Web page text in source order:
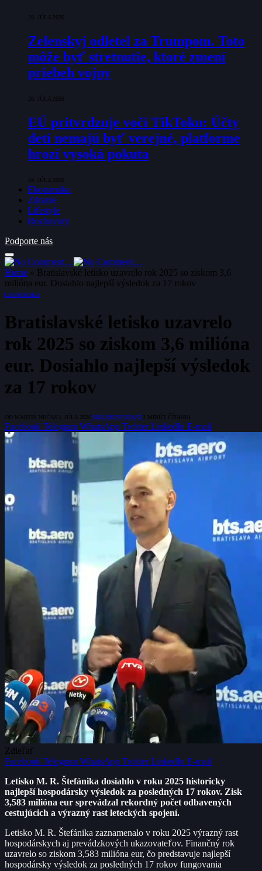
28. JÚLA 2026
Zelenskyj odletel za Trumpom. Toto
môže byť stretnutie, ktoré zmení
priebeh vojny
28. JÚLA 2026
EÚ pritvrdzuje voči TikToku: Účty
detí nemajú byť verejné, platforme
hrozí vysoká pokuta
24. JÚLA 2026
Ekonomika
Zdravie
Lifestyle
Rozhovory
Podporte nás
Home » Bratislavské letisko uzavrelo rok 2025 so ziskom 3,6
milióna eur. Dosiahlo najlepší výsledok za 17 rokov
EKONOMIKA
Bratislavské letisko uzavrelo
rok 2025 so ziskom 3,6 milióna
eur. Dosiahlo najlepší výsledok
za 17 rokov
OD MARTIN NEČAS 3. JÚLA 2026 NEKOMENTOVANÉ 2 MINÚT ČÍTANIA
Facebook Telegram WhatsApp Twitter LinkedIn E-mail
Zdieľať
Facebook Telegram WhatsApp Twitter LinkedIn E-mail
Letisko M. R. Štefánika dosiahlo v roku 2025 historicky
najlepší hospodársky výsledok za posledných 17 rokov. Zisk
3,583 milióna eur sprevádzal rekordný počet odbavených
cestujúcich a výrazný rast leteckých spojení.
Letisko M. R. Štefánika zaznamenalo v roku 2025 výrazný rast
hospodárskych aj prevádzkových ukazovateľov. Finančný rok
uzavrelo so ziskom 3,583 milióna eur, čo predstavuje najlepší
hospodársky výsledok za posledných 17 rokov fungovania